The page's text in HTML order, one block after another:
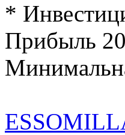
*
Прибыль